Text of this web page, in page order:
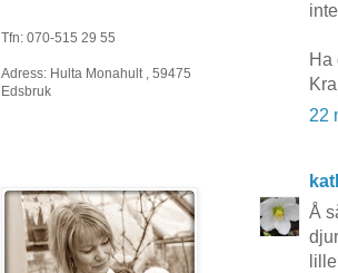
Ha
22
Å
Tfn: 070-515 29 55
Adress: Hulta Monahult , 59475
Edsbruk